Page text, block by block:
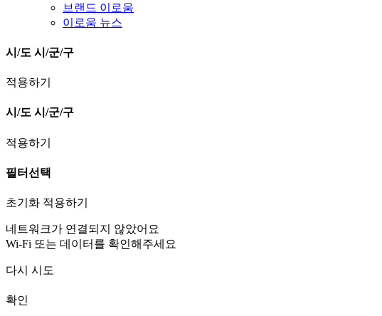
브랜드 이로움
이로움 뉴스
시/도 시/군/구
적용하기
시/도 시/군/구
적용하기
필터선택
초기화 적용하기
네트워크가 연결되지 않았어요
Wi-Fi 또는 데이터를 확인해주세요
다시 시도
확인